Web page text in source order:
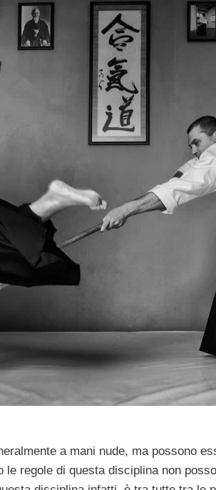
a mani nude, ma possono
le regole di questa disciplina non